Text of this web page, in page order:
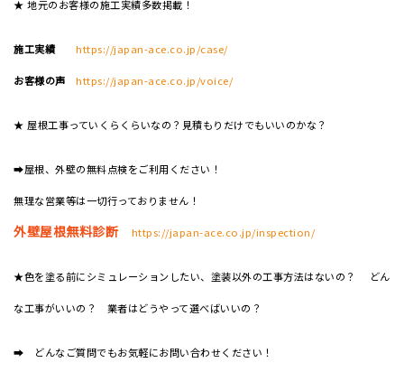
★ 地元のお客様の施工実績多数掲載！
施工実績 https://japan-ace.co.jp/case/
お客様の声 https://japan-ace.co.jp/voice/
★ 屋根工事っていくらくらいなの？見積もりだけでもいいのかな？
➡屋根、外壁の無料点検をご利用ください！
無理な営業等は一切行っておりません！
外壁屋根無料診断 https://japan-ace.co.jp/inspection/
★色を塗る前にシミュレーションしたい、塗装以外の工事方法はないの？ どん
な工事がいいの？ 業者はどうやって選べばいいの？
➡ どんなご質問でもお気軽にお問い合わせください！